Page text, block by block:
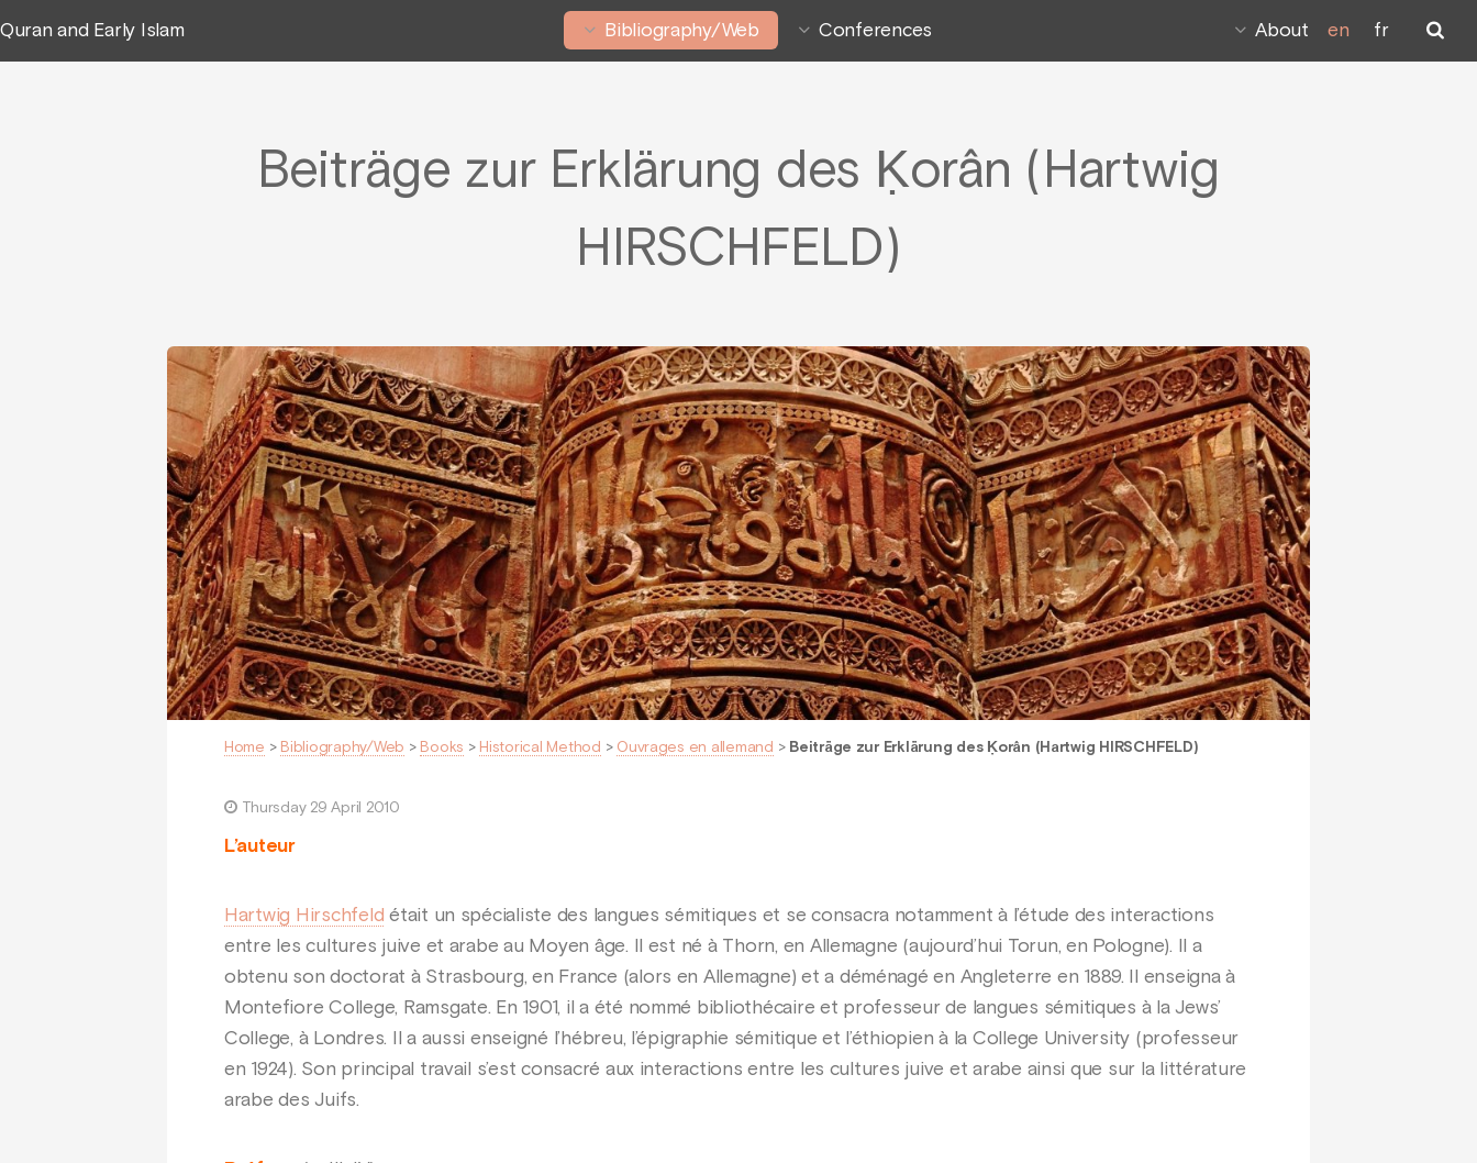
Quran and Early Islam Bibliography/Web Conferences About en fr
Beiträge zur Erklärung des Ḳorân (Hartwig
HIRSCHFELD)
Home > Bibliography/Web > Books > Historical Method > Ouvrages en allemand > Beiträge zur Erklärung des Ḳorân (Hartwig HIRSCHFELD)
Thursday 29 April 2010
L’auteur
Hartwig Hirschfeld était un spécialiste des langues sémitiques et se consacra notamment à l’étude des interactions
entre les cultures juive et arabe au Moyen âge. Il est né à Thorn, en Allemagne (aujourd’hui Torun, en Pologne). Il a
obtenu son doctorat à Strasbourg, en France (alors en Allemagne) et a déménagé en Angleterre en 1889. Il enseigna à
Montefiore College, Ramsgate. En 1901, il a été nommé bibliothécaire et professeur de langues sémitiques à la Jews’
College, à Londres. Il a aussi enseigné l’hébreu, l’épigraphie sémitique et l’éthiopien à la College University (professeur
en 1924). Son principal travail s’est consacré aux interactions entre les cultures juive et arabe ainsi que sur la littérature
arabe des Juifs.